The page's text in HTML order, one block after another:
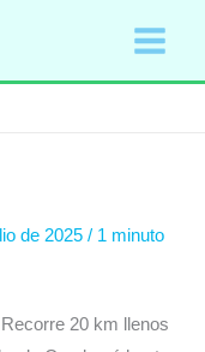
de 2025 / 1 minuto
20 km llenos